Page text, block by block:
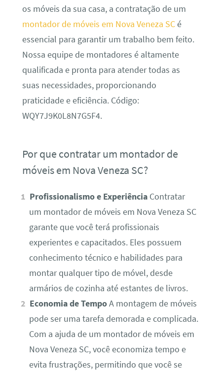
os móveis da sua casa, a contratação de um
montador de móveis em Nova Veneza SCé
essencial para garantir um trabalho bem feito.
Nossa equipe de montadores é altamente
qualificada e pronta para atender todas as
suas necessidades, proporcionando
praticidade e eficiência. Código:
WQY7J9K0L8N7G5F4.
Por que contratar um montador de
móveis em Nova Veneza SC?
Profissionalismo e Experiência Contratar
um montador de móveis em Nova Veneza SC
garante que você terá profissionais
experientes e capacitados. Eles possuem
conhecimento técnico e habilidades para
montar qualquer tipo de móvel, desde
armários de cozinha até estantes de livros.
Economia de TempoA montagem de móveis
pode ser uma tarefa demorada e complicada.
Com a ajuda de um montador de móveis em
Nova Veneza SC, você economiza tempo e
evita frustrações, permitindo que você se